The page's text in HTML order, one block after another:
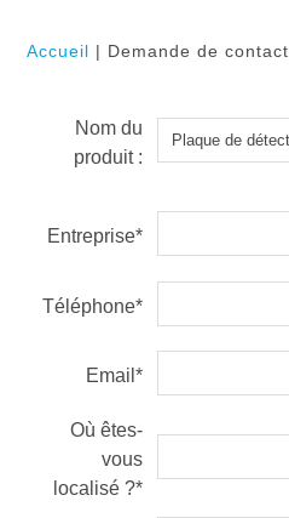
Accueil | Demande de contact
Nom du
produit :
Entreprise*
Téléphone*
Email*
Où êtes-
vous
localisé ?*